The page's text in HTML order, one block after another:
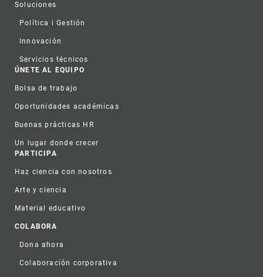
Soluciones
Política i Gestión
Innovación
Servicios técnicos
ÚNETE AL EQUIPO
Bolsa de trabajo
Oportunidades académicas
Buenas prácticas HR
Un lugar donde crecer
PARTICIPA
Haz ciencia con nosotros
Arte y ciencia
Material educativo
COLABORA
Dona ahora
Colaboración corporativa